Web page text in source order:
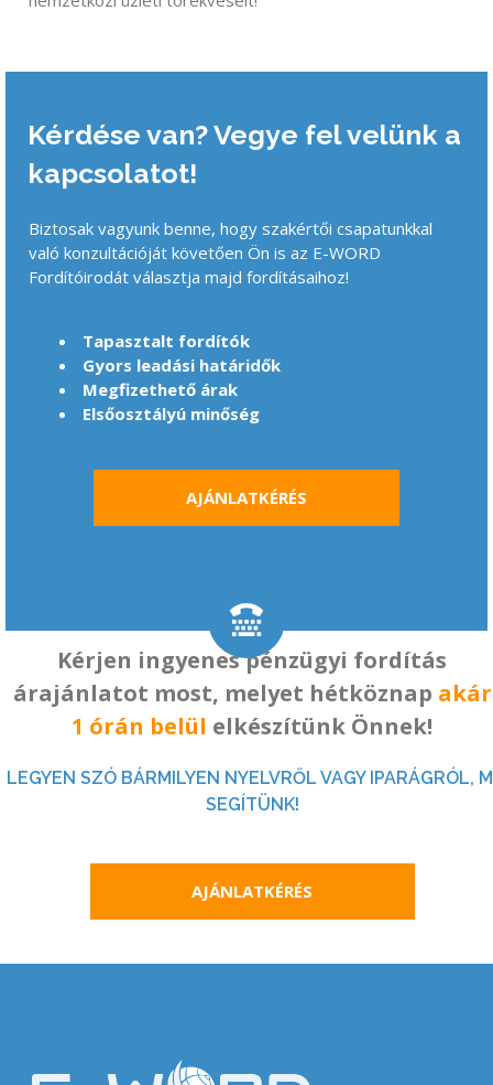
Kérdése van? Vegye fel velünk a
kapcsolatot!
Biztosak vagyunk benne, hogy szakértői csapatunkkal
való konzultációját követően Ön is az E-WORD
Fordítóirodát választja majd fordításaihoz!
Tapasztalt fordítók
Gyors leadási határidők
Megfizethető árak
Elsőosztályú minőség
AJÁNLATKÉRÉS
​Kérjen ingyenes pénzügyi fordítás
árajánlatot most, melyet hétköznap akár
1 órán belül elkészítünk Önnek!
LEGYEN SZÓ BÁRMILYEN NYELVRŐL VAGY IPARÁGRÓL,
SEGÍTÜNK!
AJÁNLATKÉRÉS